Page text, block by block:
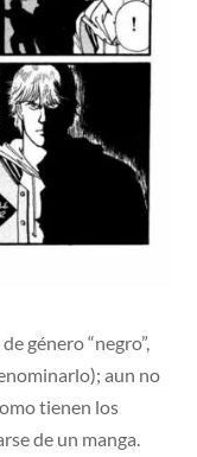
género “negro”,
aun no
tienen los
de un manga.